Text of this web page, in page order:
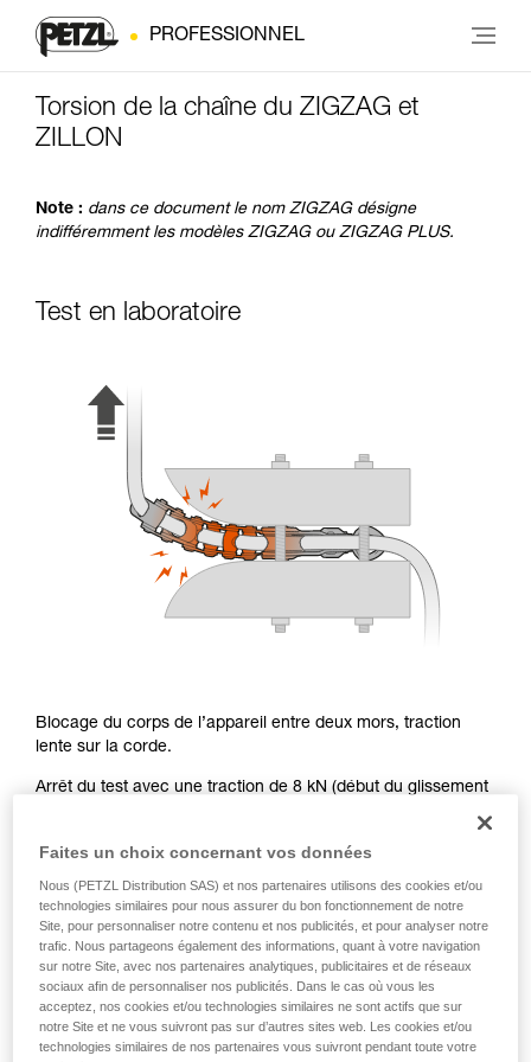
PROFESSIONNEL
Torsion de la chaîne du ZIGZAG et
ZILLON
Note : dans ce document le nom ZIGZAG désigne
indifféremment les modèles ZIGZAG ou ZIGZAG PLUS.
Test en laboratoire
Blocage du corps de l’appareil entre deux mors, traction
lente sur la corde.
Arrêt du test avec une traction de 8 kN (début du glissement
8 kN à simple correspond bien à un blocage supérieur à 15
kN en configuration de travail normale à double.
Effort latéral sur la chaîne en situation
réelle
Faites un choix concernant vos données
Nous (PETZL Distribution SAS) et nos partenaires utilisons des cookies et/ou
technologies similaires pour nous assurer du bon fonctionnement de notre
Site, pour personnaliser notre contenu et nos publicités, et pour analyser notre
trafic. Nous partageons également des informations, quant à votre navigation
sur notre Site, avec nos partenaires analytiques, publicitaires et de réseaux
sociaux afin de personnaliser nos publicités. Dans le cas où vous les
acceptez, nos cookies et/ou technologies similaires ne sont actifs que sur
notre Site et ne vous suivront pas sur d’autres sites web. Les cookies et/ou
technologies similaires de nos partenaires vous suivront pendant toute votre